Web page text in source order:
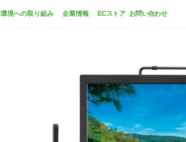
環境への取り組み 企業情報 ECストア お問い合わせ